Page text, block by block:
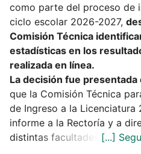
como parte del proceso de
ciclo escolar 2026-2027,
Comisión Técnica
estadísticas en los
realizada en línea.
La decisión fue
que la Comisión Técnica
de Ingreso a la
informe a la Rectoría y a
distintas facultades.